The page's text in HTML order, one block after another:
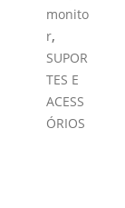
monito
r,
SUPOR
TES E
ACESS
ÓRIOS